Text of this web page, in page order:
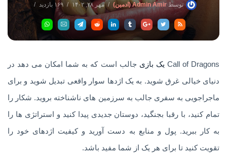
توسط Admin Amir (ادمین) مهر ۲۸, ۱۴۰۲
۱۶۹ بازدید
بدون دیدگاه
Call of Dragons یک بازی جالب است که به شما امکان می دهد در
دنیای خیالی غرق شوید. به یک اژدها سوار واقعی تبدیل شوید و برای
ماجراجویی به سفری جالب به سرزمین های ناشناخته بروید. شکار را
تمام کنید، با رقبا بجنگید، دوستان جدیدی پیدا کنید و استراتژی ها را
به کار ببرید. پول و منابع به دست آورید و کیفیت اژدهای خود را
تقویت کنید تا برای هر یک از شما مفید باشد.